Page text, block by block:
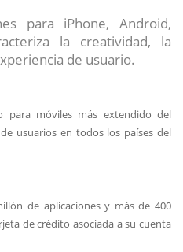
para iPhone, Android,
la creatividad, la
de usuario.
para móviles más extendido del
usuarios en todos los países del
de aplicaciones y más de 400
de crédito asociada a su cuenta